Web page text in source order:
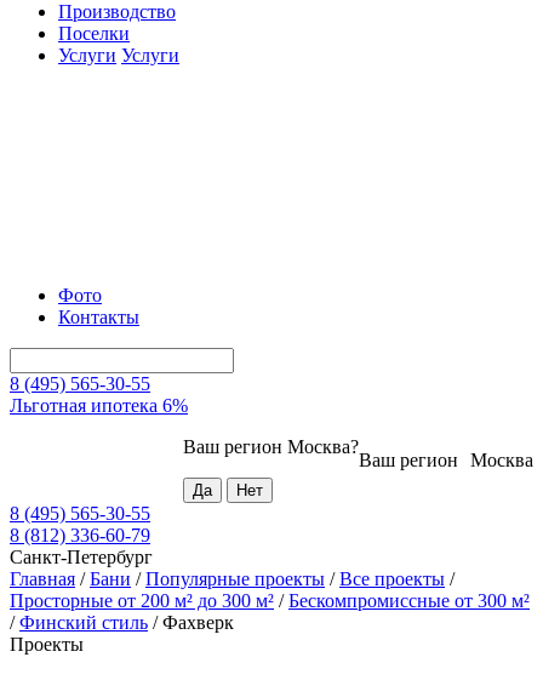
Производство
Поселки
Услуги Услуги
Фото
Контакты
8 (495) 565-30-55
Льготная ипотека 6%
Москва
Ваш регион
Ваш регион Москва?
8 (495) 565-30-55
8 (812) 336-60-79
Санкт-Петербург
Главная /Бани /Популярные проекты /Все проекты /
Просторные от 200 м² до 300 м² /Бескомпромиссные от 300 м²
/Финский стиль /Фахверк
Проекты